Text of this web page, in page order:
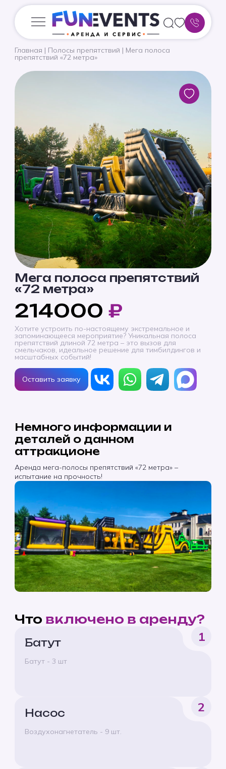
Главная | Полосы препятствий | Мега полоса
препятствий «72 метра»
Оставить заявку
Мега полоса препятствий
«72 метра»
214000 ₽
Хотите устроить по-настоящему экстремальное и
запоминающееся мероприятие? Уникальная полоса
препятствий длиной 72 метра – это вызов для
смельчаков, идеальное решение для тимбилдингов и
масштабных событий!
Немного информации и
деталей о данном
аттракционе
Аренда мега-полосы препятствий «72 метра» –
испытание на прочность!
Что включено в аренду?
Батут
Батут - 3 шт
1
Насос
Воздухонагнетатель - 9 шт.
2